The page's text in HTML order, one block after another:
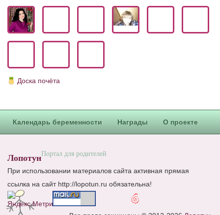
Доска почёта
Календарь беременности Награды О проекте
ЛопотунПортал для родителей
При использовании материалов сайта активная прямая
ссылка на сайт http://lopotun.ru обязательна!